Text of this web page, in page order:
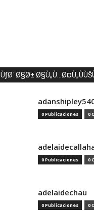
ÙƒØ¨Ø§Ø±
0 Publicaciones 0
0 Publicaciones 0
adelaidechau
0 Publicaciones 0